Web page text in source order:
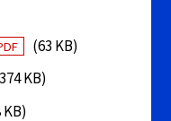
(63 KB)
KB)
KB)